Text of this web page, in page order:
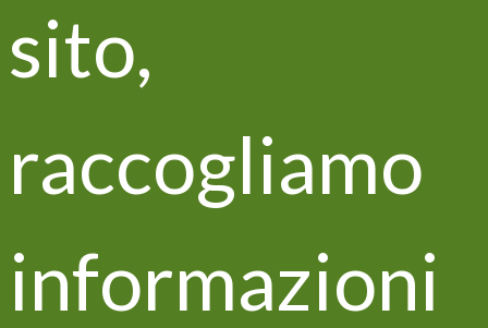
Castello Bonomi
sito,
raccogliamo
informazioni